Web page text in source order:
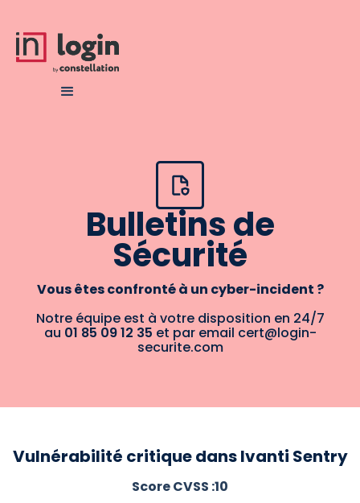
Bulletins de
Sécurité
Vous êtes confronté à un cyber-incident ?
Notre équipe est à votre disposition en 24/7
au 01 85 09 12 35 et par email cert@login-
securite.com
Vulnérabilité critique dans Ivanti Sentry
Score CVSS :10